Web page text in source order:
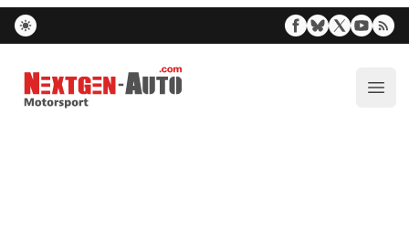
Nextgen-Auto.com